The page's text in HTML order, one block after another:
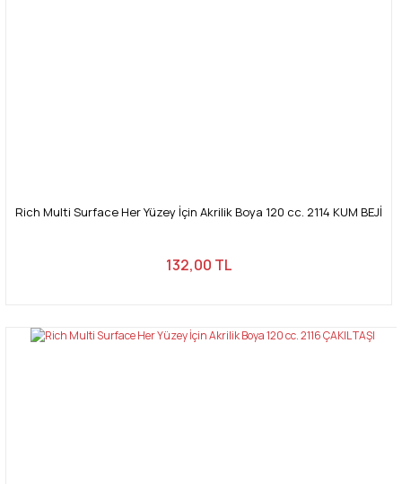
Rich Multi Surface Her Yüzey İçin Akrilik Boya 120 cc. 2114 KUM BEJİ
132,00 TL